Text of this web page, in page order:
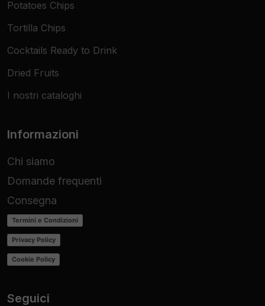
Potatoes Chips
Tortilla Chips
Cocktails Ready to Drink
Dried Fruits
I nostri cataloghi
Informazioni
Chi siamo
Domande frequenti
Consegna
Termini e Condizioni
Privacy Policy
Cookie Policy
Seguici